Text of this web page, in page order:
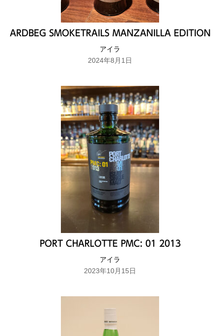
ARDBEG SMOKETRAILS MANZANILLA EDITION
アイラ
2024年8月1日
PORT CHARLOTTE PMC: 01 2013
アイラ
2023年10月15日